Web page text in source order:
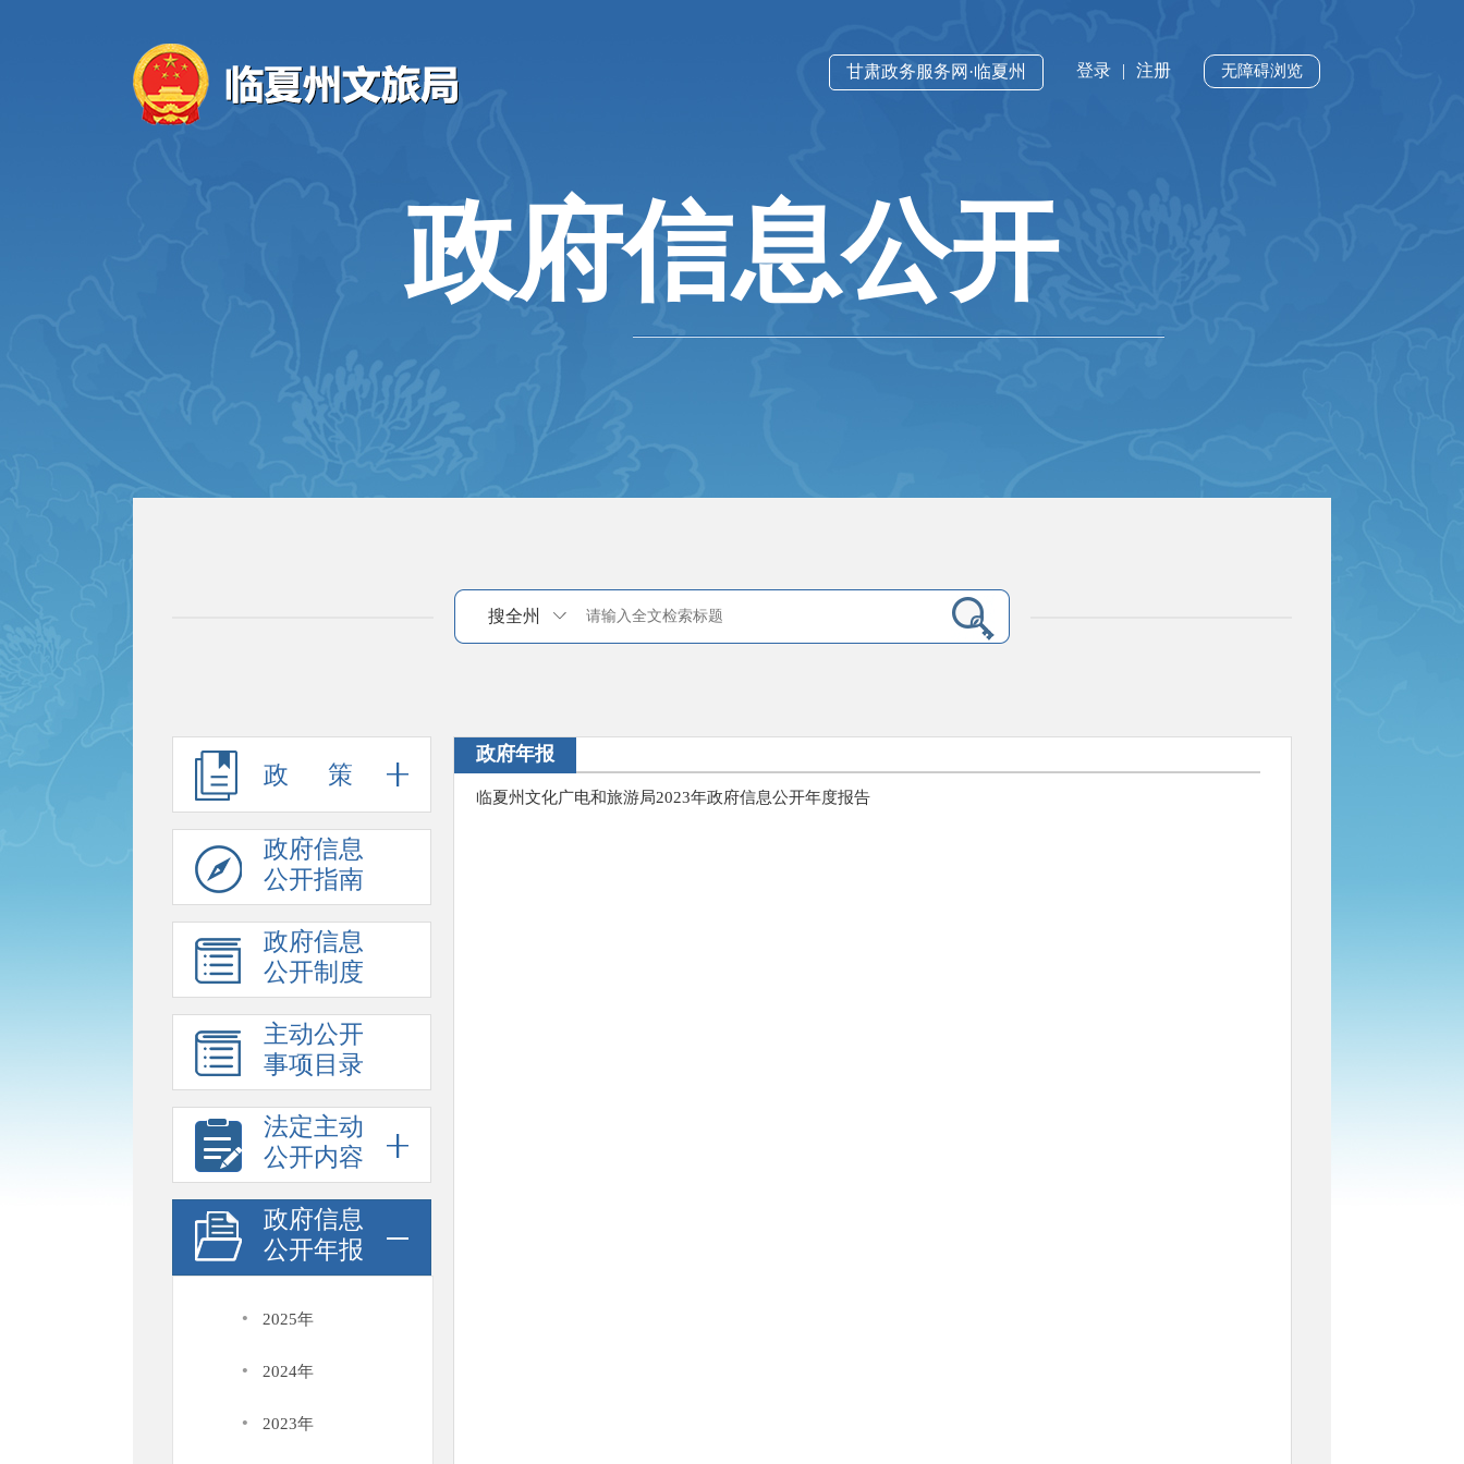
无障碍浏览
登录 | 注册
甘肃政务服务网·临夏州
政府信息公开
搜全州
政 策
政府信息
公开指南
政府信息
公开制度
主动公开
事项目录
法定主动
公开内容
政府信息
公开年报
· 2025年
· 2024年
· 2023年
政府年报
临夏州文化广电和旅游局2023年政府信息公开年度报告